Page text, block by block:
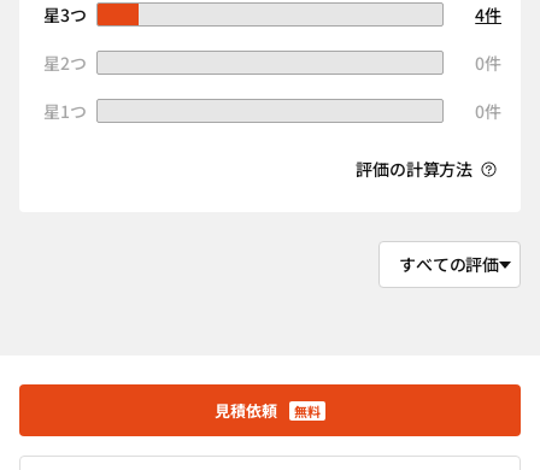
星3つ
4件
星2つ
0件
星1つ
0件
評価の計算方法
見積依頼 無料